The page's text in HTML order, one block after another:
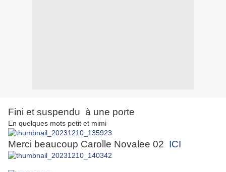
Fini et suspendu à une porte
En quelques mots petit et mimi
Merci beaucoup Carolle Novalee 02 ICI